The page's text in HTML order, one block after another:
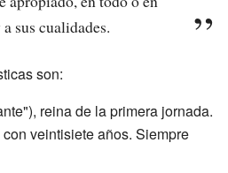
sus cualidades.
son:
reina de la primera jornada.
veintisiete años. Siempre